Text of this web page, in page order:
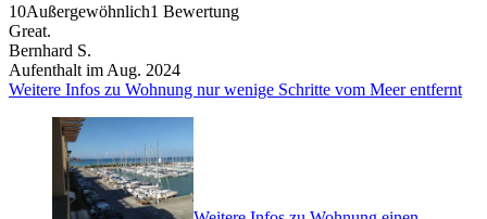
10Außergewöhnlich1 Bewertung
Great.
Bernhard S.
Aufenthalt im Aug. 2024
Weitere Infos zu Wohnung nur wenige Schritte vom Meer entfernt